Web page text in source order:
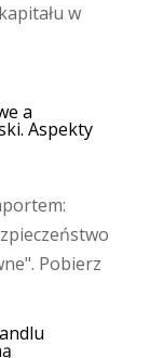
w
a
Aspekty
Pobierz